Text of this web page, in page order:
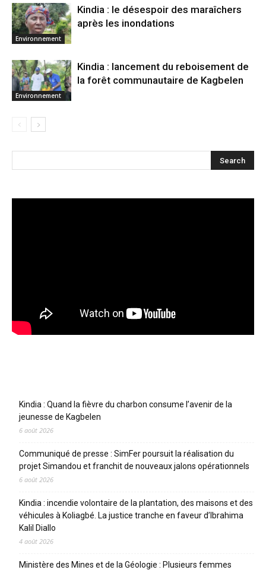
Environnement
Kindia : le désespoir des maraîchers
après les inondations
Environnement
Kindia : lancement du reboisement de
la forêt communautaire de Kagbelen
Kindia : Quand la fièvre du charbon consume l’avenir de la
jeunesse de Kagbelen
6 août 2026
Communiqué de presse : SimFer poursuit la réalisation du
projet Simandou et franchit de nouveaux jalons opérationnels
6 août 2026
Kindia : incendie volontaire de la plantation, des maisons et des
véhicules à Koliagbé. La justice tranche en faveur d’Ibrahima
Kalil Diallo
4 août 2026
Ministère des Mines et de la Géologie : Plusieurs femmes